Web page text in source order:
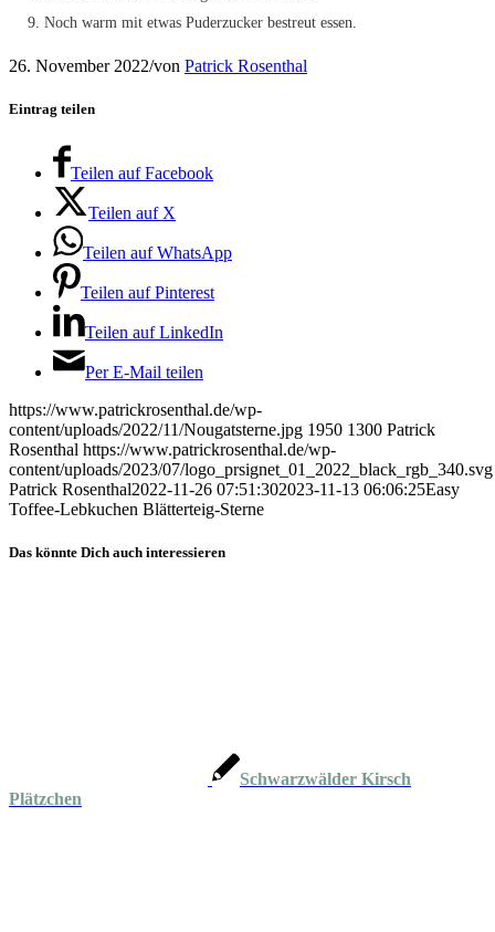
Noch warm mit etwas Puderzucker bestreut essen.
26. November 2022/von Patrick Rosenthal
Eintrag teilen
Teilen auf Facebook
Teilen auf X
Teilen auf WhatsApp
Teilen auf Pinterest
Teilen auf LinkedIn
Per E-Mail teilen
https://www.patrickrosenthal.de/wp-
content/uploads/2022/11/Nougatsterne.jpg 1950 1300 Patrick
Rosenthal https://www.patrickrosenthal.de/wp-
content/uploads/2023/07/logo_prsignet_01_2022_black_rgb_340.svg
Patrick Rosenthal2022-11-26 07:51:302023-11-13 06:06:25Easy
Toffee-Lebkuchen Blätterteig-Sterne
Das könnte Dich auch interessieren
Schwarzwälder Kirsch
Plätzchen